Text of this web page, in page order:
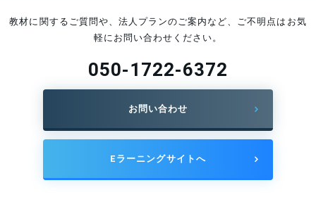
教材に関するご質問や、法人プランのご案内など、ご不明点はお気
軽にお問い合わせください。
050-1722-6372
お問い合わせ
Eラーニングサイトへ